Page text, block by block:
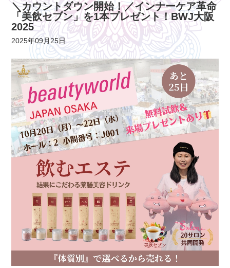
＼カウントダウン開始！／インナーケア革命
「美飲セブン」を1本プレゼント！BWJ大阪
2025
2025年09月25日